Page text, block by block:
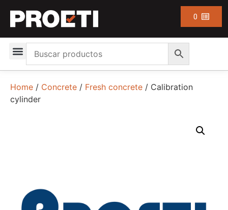
0
Home / Concrete / Fresh concrete / Calibration
cylinder